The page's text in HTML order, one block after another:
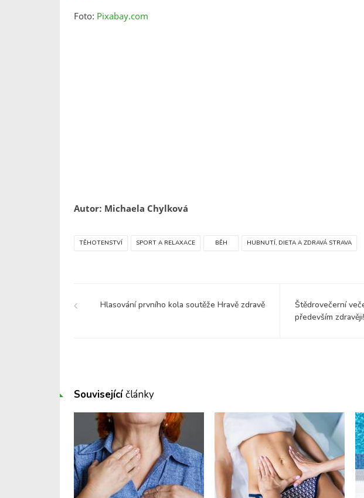
Foto: Pixabay.com
Autor: Michaela Chylková
TĚHOTENSTVÍ SPORT A RELAXACE BĚH HUBNUTÍ, DIETA A ZDRAVÁ STRAVA
Hlasování prvního kola soutěže Hravě zdravě
Štědrovečerní
především zdravěji!
Souvisejícíčlánky